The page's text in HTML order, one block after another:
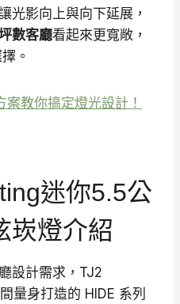
光影向上與向下延展，
數客廳看起來更寬敞，
。
教你搞定燈光設計！
迷你5.5公
崁燈介紹
設計需求，TJ2
量身打造的 HIDE 系列